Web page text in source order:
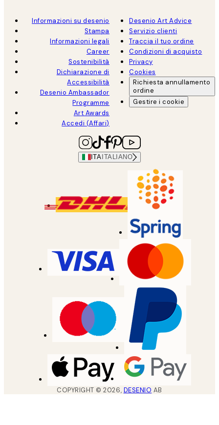
Informazioni su desenio
Stampa
Informazioni legali
Career
Sostenibilità
Dichiarazione di
Accessibilità
Desenio Ambassador
Programme
Art Awards
Accedi (Affari)
Desenio Art Advice
Servizio clienti
Traccia il tuo ordine
Condizioni di acquisto
Privacy
Cookies
Richiesta annullamento
ordine
Gestire i cookie
ITA ITALIANO
COPYRIGHT ©2026, DESENIO AB